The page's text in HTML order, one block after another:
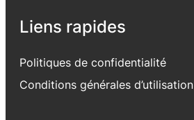
Liens rapides
Politiques de confidentialité
Conditions générales d’utilisation